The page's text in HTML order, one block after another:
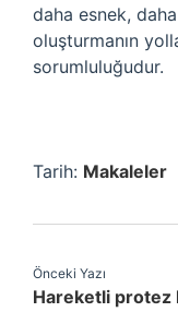
daha esnek,
oluşturmanın
sorumluluğudur.
Tarih: Makaleler
Önceki Yazı
Hareketli protez